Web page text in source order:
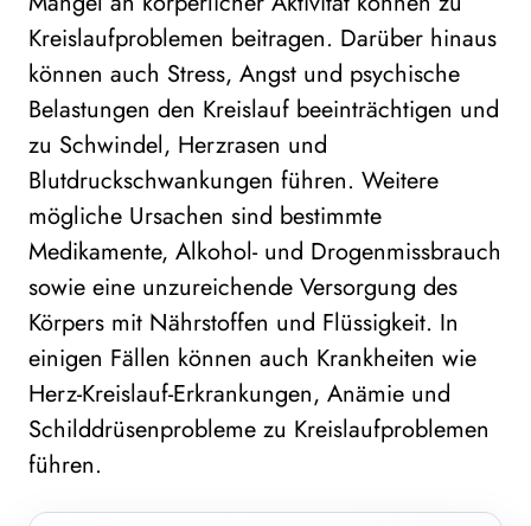
Kreislaufproblemen beitragen. Darüber hinaus
können auch Stress, Angst und psychische
Belastungen den Kreislauf beeinträchtigen und
zu Schwindel, Herzrasen und
Blutdruckschwankungen führen. Weitere
mögliche Ursachen sind bestimmte
Medikamente, Alkohol- und Drogenmissbrauch
sowie eine unzureichende Versorgung des
Körpers mit Nährstoffen und Flüssigkeit. In
einigen Fällen können auch Krankheiten wie
Herz-Kreislauf-Erkrankungen, Anämie und
Schilddrüsenprobleme zu Kreislaufproblemen
führen.